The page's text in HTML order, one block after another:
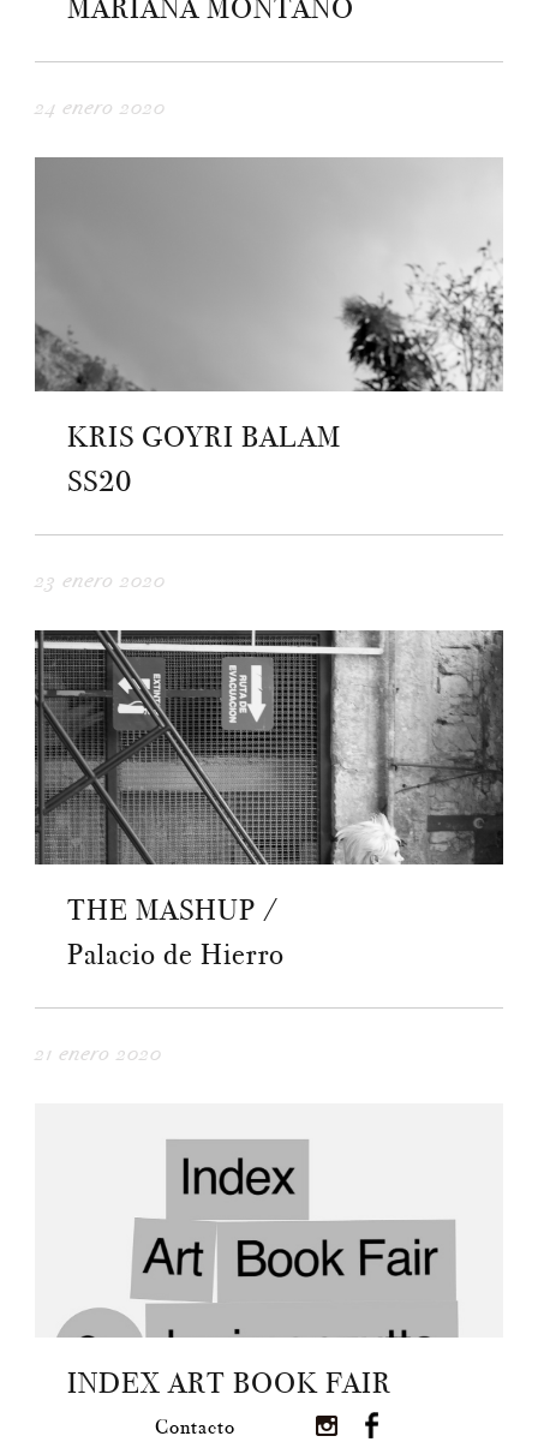
Contacto
MARIANA MONTAÑO
24 enero 2020
KRIS GOYRI BALAM
SS20
23 enero 2020
THE MASHUP /
Palacio de Hierro
21 enero 2020
INDEX ART BOOK FAIR